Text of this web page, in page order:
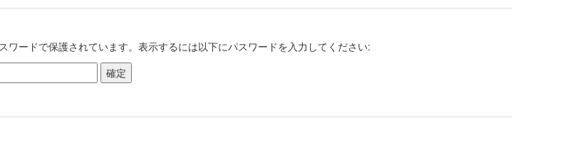
ワードで保護されています。表示するには以下にパスワードを入力してください: